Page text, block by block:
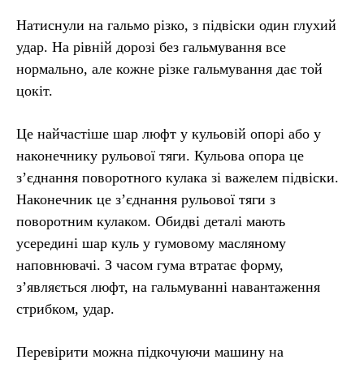
Натиснули на гальмо різко, з підвіски один глухий
удар. На рівній дорозі без гальмування все
нормально, але кожне різке гальмування дає той
цокіт.
Це найчастіше шар люфт у кульовій опорі або у
наконечнику рульової тяги. Кульова опора це
з’єднання поворотного кулака зі важелем підвіски.
Наконечник це з’єднання рульової тяги з
поворотним кулаком. Обидві деталі мають
усередині шар куль у гумовому масляному
наповнювачі. З часом гума втратає форму,
з’являється люфт, на гальмуванні навантаження
стрибком, удар.
Перевірити можна підкочуючи машину на